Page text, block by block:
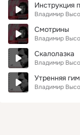
Владимир
Смотрины
Владимир
Скалолазка
Владимир
Утренняя
Владимир